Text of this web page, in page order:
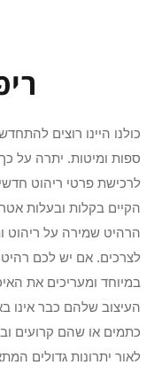
כולנו היינו רוצים
ספות ומיטות. יתרה על
לרכישת פרטי ריהוט
הקיים בקלות ובעלות
הרהיט שמירה על ריהוט
לצרכים. אם יש לכם
במיוחד ומעריכים את
העיצוב שלהם כבר אינו
כתמים או שהם קרועים
לאור יתרונות גדולים